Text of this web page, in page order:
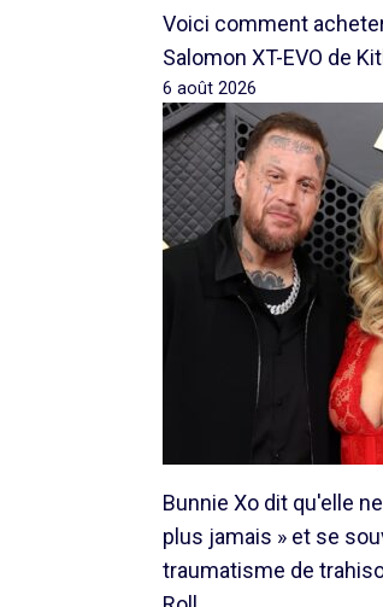
Voici comment
Salomon XT-EVO de
6 août 2026
Bunnie Xo dit qu'elle
plus jamais » et se
traumatisme de